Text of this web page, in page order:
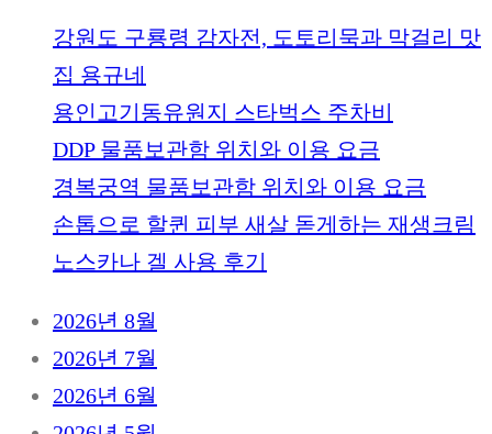
강원도 구룡령 감자전, 도토리묵과 막걸리 맛
집 용규네
용인고기동유원지 스타벅스 주차비
DDP 물품보관함 위치와 이용 요금
경복궁역 물품보관함 위치와 이용 요금
손톱으로 할퀸 피부 새살 돋게하는 재생크림
노스카나 겔 사용 후기
2026년 8월
2026년 7월
2026년 6월